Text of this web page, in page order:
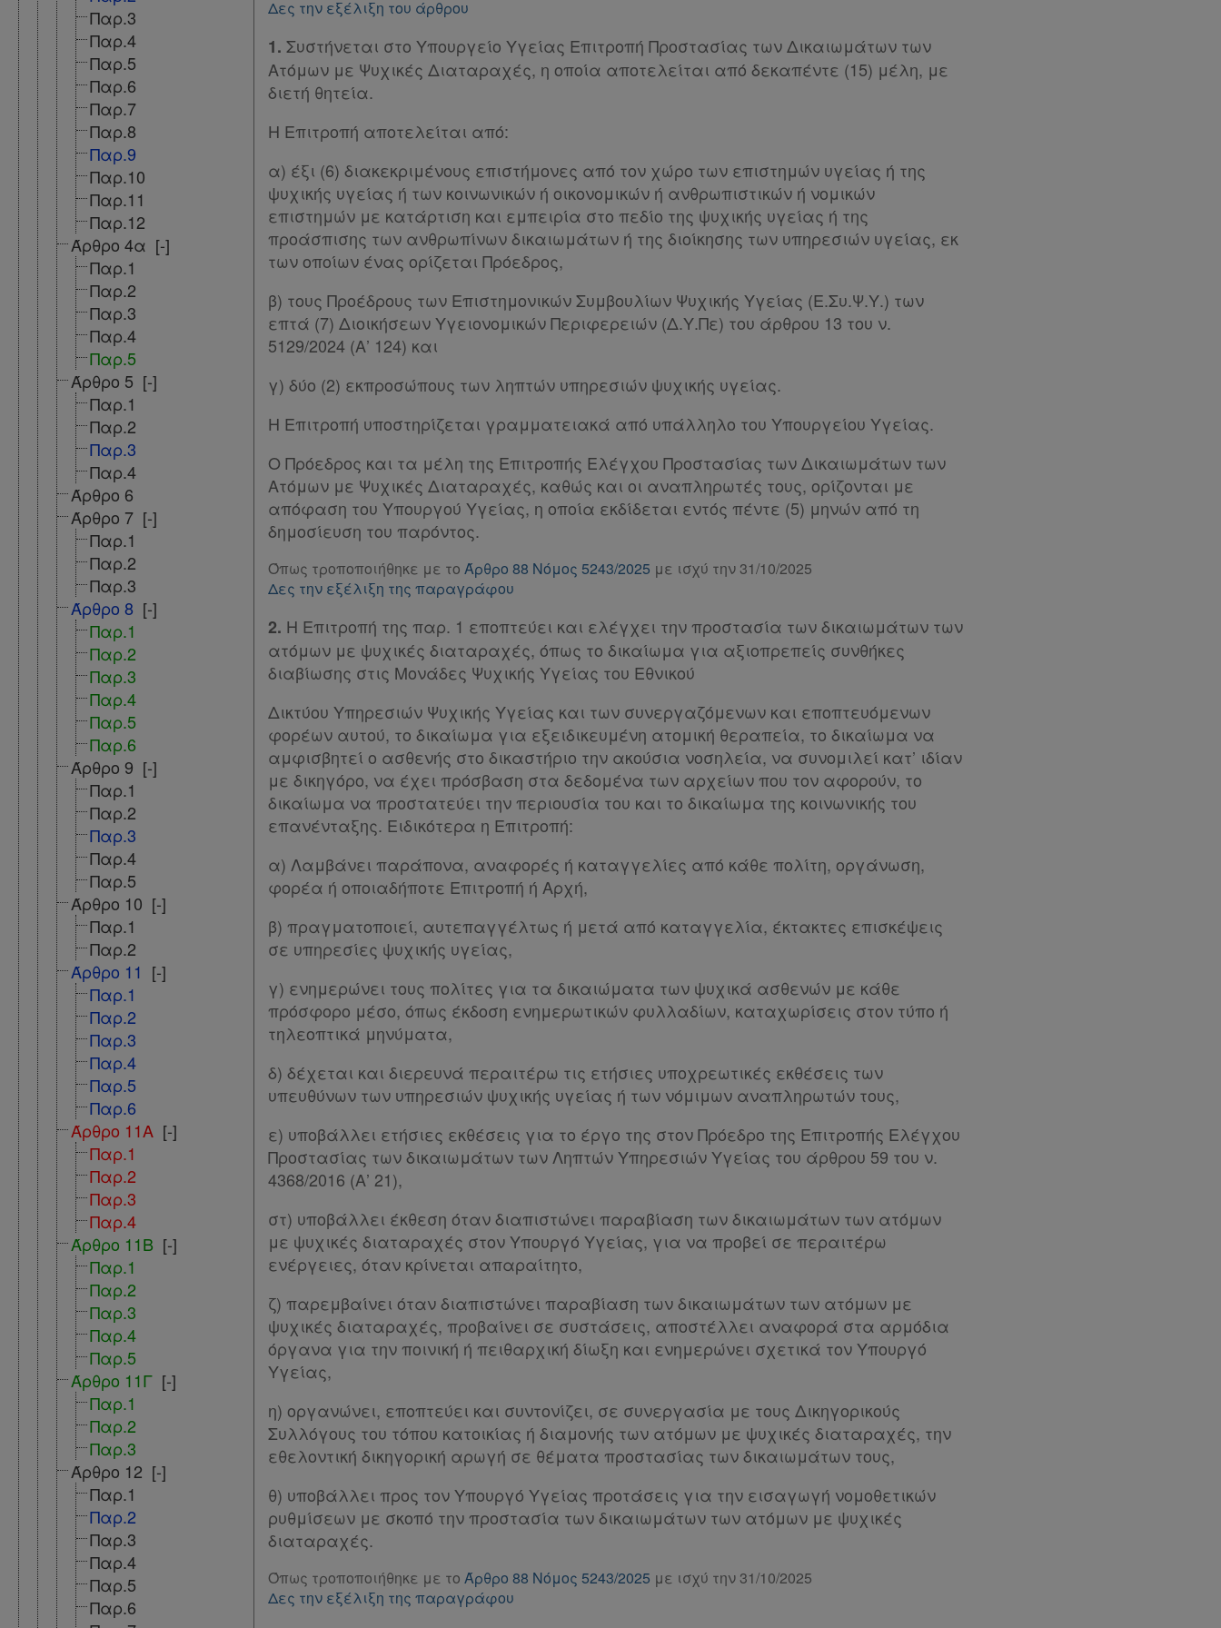
Forum
Αναζήτηση
Κ.Α.Δ.
Διακρατικές
Συμφωνίες
Ελλάδας
Πληροφορίες
Εταιρεία
Επικοινωνία
Όροι
χρήσης
Πολιτική
απορρήτου
και
cookies
Απόκτηση
Συνδρομής
Ατομική
συνδρομή
Ομαδικά
πακέτα
Παροχές
σε
συνδρομητές
Ενεργοί
συνδρομητές
Τα
αγαπημένα
μου
Οι
σημειώσεις
μου
Ψάχνω
και
δε
βρίσκω
Παρ.3
Παρ.4
Παρ.5
Παρ.6
Παρ.7
Παρ.8
Παρ.9
Παρ.10
Παρ.11
Παρ.12
Άρθρο 4α [-]
Παρ.1
Παρ.2
Παρ.3
Παρ.4
Παρ.5
Άρθρο 5 [-]
Παρ.1
Παρ.2
Παρ.3
Παρ.4
Άρθρο 6
Άρθρο 7 [-]
Παρ.1
Παρ.2
Παρ.3
Άρθρο 8 [-]
Παρ.1
Παρ.2
Παρ.3
Παρ.4
Παρ.5
Παρ.6
Άρθρο 9 [-]
Παρ.1
Παρ.2
Παρ.3
Παρ.4
Παρ.5
Άρθρο 10 [-]
Παρ.1
Παρ.2
Άρθρο 11 [-]
Παρ.1
Παρ.2
Παρ.3
Παρ.4
Παρ.5
Παρ.6
Άρθρο 11Α [-]
Παρ.1
Παρ.2
Παρ.3
Παρ.4
Άρθρο 11Β [-]
Παρ.1
Παρ.2
Παρ.3
Παρ.4
Παρ.5
Άρθρο 11Γ [-]
Παρ.1
Παρ.2
Παρ.3
Άρθρο 12 [-]
Παρ.1
Παρ.2
Παρ.3
Παρ.4
Παρ.5
Παρ.6
Δες την εξέλιξη του άρθρου
1. Συστήνεται στο Υπουργείο Υγείας Επιτροπή Προστασίας των Δικαιωμάτων των
Ατόμων με Ψυχικές Διαταραχές, η οποία αποτελείται από δεκαπέντε (15) μέλη, με
διετή θητεία.
Η Επιτροπή αποτελείται από:
α) έξι (6) διακεκριμένους επιστήμονες από τον χώρο των επιστημών υγείας ή της
ψυχικής υγείας ή των κοινωνικών ή οικονομικών ή ανθρωπιστικών ή νομικών
επιστημών με κατάρτιση και εμπειρία στο πεδίο της ψυχικής υγείας ή της
προάσπισης των ανθρωπίνων δικαιωμάτων ή της διοίκησης των υπηρεσιών υγείας, εκ
των οποίων ένας ορίζεται Πρόεδρος,
β) τους Προέδρους των Επιστημονικών Συμβουλίων Ψυχικής Υγείας (Ε.Συ.Ψ.Υ.) των
επτά (7) Διοικήσεων Υγειονομικών Περιφερειών (Δ.Υ.Πε) του άρθρου 13 του ν.
5129/2024 (Α’ 124) και
γ) δύο (2) εκπροσώπους των ληπτών υπηρεσιών ψυχικής υγείας.
Η Επιτροπή υποστηρίζεται γραμματειακά από υπάλληλο του Υπουργείου Υγείας.
Ο Πρόεδρος και τα μέλη της Επιτροπής Ελέγχου Προστασίας των Δικαιωμάτων των
Ατόμων με Ψυχικές Διαταραχές, καθώς και οι αναπληρωτές τους, ορίζονται με
απόφαση του Υπουργού Υγείας, η οποία εκδίδεται εντός πέντε (5) μηνών από τη
δημοσίευση του παρόντος.
Όπως τροποποιήθηκε με το Άρθρο 88 Νόμος 5243/2025 με ισχύ την 31/10/2025
Δες την εξέλιξη της παραγράφου
2. Η Επιτροπή της παρ. 1 εποπτεύει και ελέγχει την προστασία των δικαιωμάτων των
ατόμων με ψυχικές διαταραχές, όπως το δικαίωμα για αξιοπρεπείς συνθήκες
διαβίωσης στις Μονάδες Ψυχικής Υγείας του Εθνικού
Δικτύου Υπηρεσιών Ψυχικής Υγείας και των συνεργαζόμενων και εποπτευόμενων
φορέων αυτού, το δικαίωμα για εξειδικευμένη ατομική θεραπεία, το δικαίωμα να
αμφισβητεί ο ασθενής στο δικαστήριο την ακούσια νοσηλεία, να συνομιλεί κατ’ ιδίαν
με δικηγόρο, να έχει πρόσβαση στα δεδομένα των αρχείων που τον αφορούν, το
δικαίωμα να προστατεύει την περιουσία του και το δικαίωμα της κοινωνικής του
επανένταξης. Ειδικότερα η Επιτροπή:
α) Λαμβάνει παράπονα, αναφορές ή καταγγελίες από κάθε πολίτη, οργάνωση,
φορέα ή οποιαδήποτε Επιτροπή ή Αρχή,
β) πραγματοποιεί, αυτεπαγγέλτως ή μετά από καταγγελία, έκτακτες επισκέψεις
σε υπηρεσίες ψυχικής υγείας,
γ) ενημερώνει τους πολίτες για τα δικαιώματα των ψυχικά ασθενών με κάθε
πρόσφορο μέσο, όπως έκδοση ενημερωτικών φυλλαδίων, καταχωρίσεις στον τύπο ή
τηλεοπτικά μηνύματα,
δ) δέχεται και διερευνά περαιτέρω τις ετήσιες υποχρεωτικές εκθέσεις των
υπευθύνων των υπηρεσιών ψυχικής υγείας ή των νόμιμων αναπληρωτών τους,
ε) υποβάλλει ετήσιες εκθέσεις για το έργο της στον Πρόεδρο της Επιτροπής Ελέγχου
Προστασίας των δικαιωμάτων των Ληπτών Υπηρεσιών Υγείας του άρθρου 59 του ν.
4368/2016 (Α’ 21),
στ) υποβάλλει έκθεση όταν διαπιστώνει παραβίαση των δικαιωμάτων των ατόμων
με ψυχικές διαταραχές στον Υπουργό Υγείας, για να προβεί σε περαιτέρω
ενέργειες, όταν κρίνεται απαραίτητο,
ζ) παρεμβαίνει όταν διαπιστώνει παραβίαση των δικαιωμάτων των ατόμων με
ψυχικές διαταραχές, προβαίνει σε συστάσεις, αποστέλλει αναφορά στα αρμόδια
όργανα για την ποινική ή πειθαρχική δίωξη και ενημερώνει σχετικά τον Υπουργό
Υγείας,
η) οργανώνει, εποπτεύει και συντονίζει, σε συνεργασία με τους Δικηγορικούς
Συλλόγους του τόπου κατοικίας ή διαμονής των ατόμων με ψυχικές διαταραχές, την
εθελοντική δικηγορική αρωγή σε θέματα προστασίας των δικαιωμάτων τους,
θ) υποβάλλει προς τον Υπουργό Υγείας προτάσεις για την εισαγωγή νομοθετικών
ρυθμίσεων με σκοπό την προστασία των δικαιωμάτων των ατόμων με ψυχικές
διαταραχές.
Όπως τροποποιήθηκε με το Άρθρο 88 Νόμος 5243/2025 με ισχύ την 31/10/2025
Δες την εξέλιξη της παραγράφου